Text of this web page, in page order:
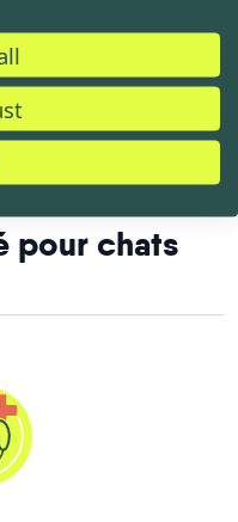
pour chats